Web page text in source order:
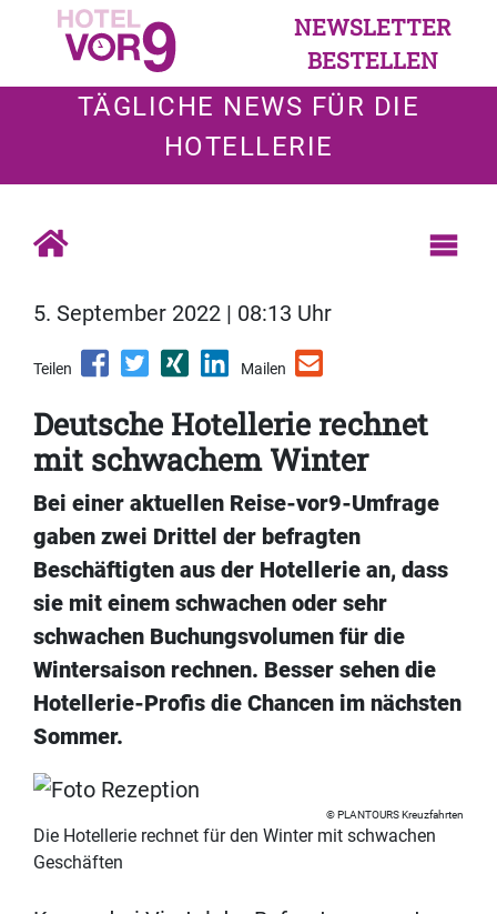
NEWSLETTER
BESTELLEN
TÄGLICHE NEWS FÜR DIE
HOTELLERIE
5. September 2022 | 08:13 Uhr
Teilen Mailen
Deutsche Hotellerie rechnet
mit schwachem Winter
Bei einer aktuellen Reise-vor9-Umfrage
gaben zwei Drittel der befragten
Beschäftigten aus der Hotellerie an, dass
sie mit einem schwachen oder sehr
schwachen Buchungsvolumen für die
Wintersaison rechnen. Besser sehen die
Hotellerie-Profis die Chancen im nächsten
Sommer.
PLANTOURS Kreuzfahrten
Die Hotellerie rechnet für den Winter mit schwachen
Geschäften